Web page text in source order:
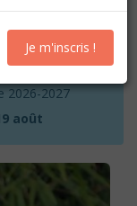
2026-2027
août
Je m'inscris !